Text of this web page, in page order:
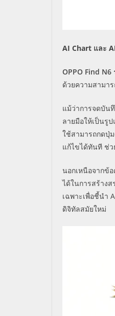
AI Chart และ
OPPO Find N6
ด้วยความสามา
แม้ว่าการจดบัน
ลายมือให้เป็นรู
ใช้สามารถกดปุ่
แก้ไขได้ทันที ช่ว
นอกเหนือจากข้
ได้ในการสร้าง
เฉพาะเพื่อชี้นำ
ดิจิทัลสมัยใหม่